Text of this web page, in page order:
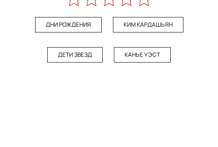
ДНИ РОЖДЕНИЯ КИМ КАРДАШЬЯН
ДЕТИ ЗВЕЗД КАНЬЕ УЭСТ